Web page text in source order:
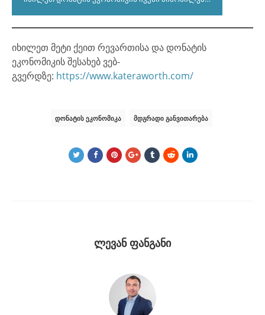
იხილეთ მეტი ქეით რევართისა და დონატის
ეკონომიკის შესახებ ვებ-
გვერდზე: https://www.kateraworth.com/
ᲓᲝᲜᲐᲢᲘᲡ ᲔᲙᲝᲜᲝᲛᲘᲙᲐ ᲛᲓᲒᲠᲐᲓᲘ ᲒᲐᲜᲕᲘᲗᲐᲠᲔᲑᲐ
ლევან ფანგანი